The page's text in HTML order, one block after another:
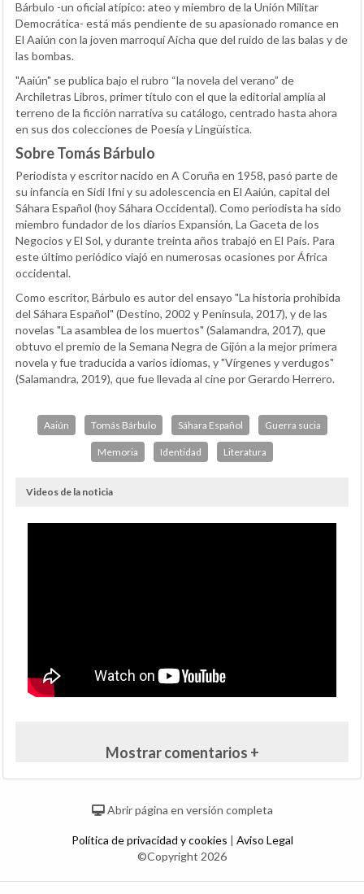
Bárbulo -un oficial atípico: ateo y miembro de la Unión Militar
Democrática- está más pendiente de su apasionado romance en
El Aaiún con la joven marroquí Aicha que del ruido de las balas y de
las bombas.
"Aaiún" se publica bajo el rubro “la novela del verano” de
Archiletras Libros, primer título con el que la editorial amplía al
terreno de la ficción narrativa su catálogo, centrado hasta ahora
en sus dos colecciones de Poesía y Lingüística.
Sobre Tomás Bárbulo
Periodista y escritor nacido en A Coruña en 1958, pasó parte de
su infancia en Sidi Ifni y su adolescencia en El Aaiún, capital del
Sáhara Español (hoy Sáhara Occidental). Como periodista ha sido
miembro fundador de los diarios Expansión, La Gaceta de los
Negocios yEl Sol, y durante treinta años trabajó en El País. Para
este último periódico viajó en numerosas ocasiones por África
occidental.
Como escritor, Bárbulo es autor del ensayo "La historia prohibida
del Sáhara Español" (Destino, 2002 y Península, 2017), y de las
novelas "La asamblea de los muertos" (Salamandra, 2017), que
obtuvo el premio de la Semana Negra de Gijón a la mejor primera
novela y fue traducida a varios idiomas, y "Vírgenes y verdugos"
(Salamandra, 2019), que fue llevada al cine por Gerardo Herrero.
Aaiún Tomás Bárbulo Sáhara Español Guerra sucia
Memoria Identidad Literatura
Videos de la noticia
Mostrar comentarios +
Abrir página en versión completa
Política de privacidad y cookies | Aviso Legal
©Copyright 2026